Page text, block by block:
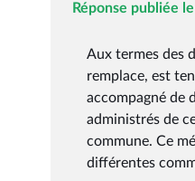
Réponse publiée
Aux termes des
remplace, est
accompagné de
administrés de
commune. Ce
différentes